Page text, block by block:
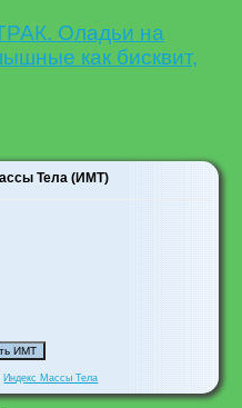
Оладьи на
как бисквит,
Тела (ИМТ)
Индекс Массы Тела